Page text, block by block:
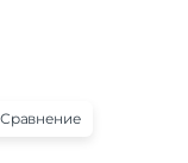
Сравнение